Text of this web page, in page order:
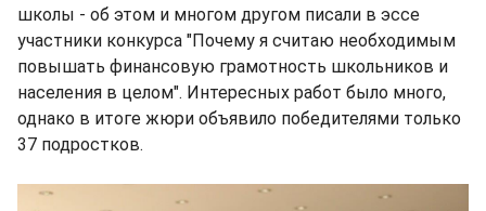
школы - об этом и многом другом писали в эссе
участники конкурса "Почему я считаю необходимым
повышать финансовую грамотность школьников и
населения в целом". Интересных работ было много,
однако в итоге жюри объявило победителями только
37 подростков.